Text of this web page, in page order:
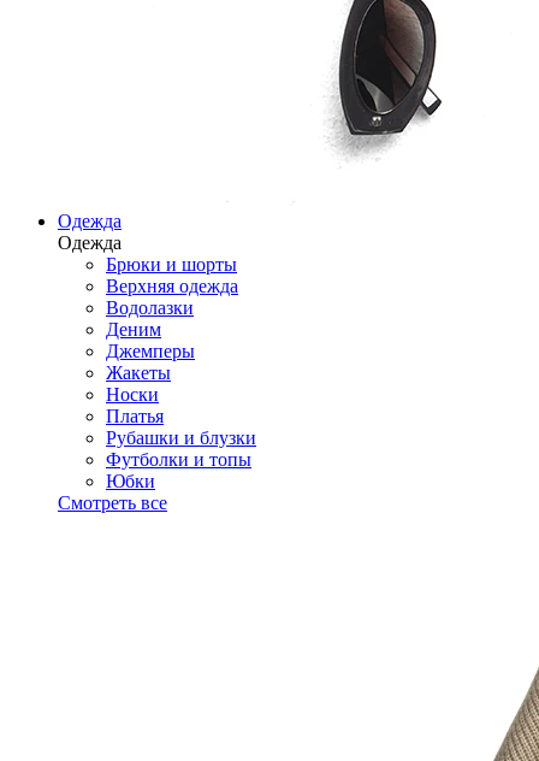
Одежда
Одежда
Брюки и шорты
Верхняя одежда
Водолазки
Деним
Джемперы
Жакеты
Носки
Платья
Рубашки и блузки
Футболки и топы
Юбки
Смотреть все